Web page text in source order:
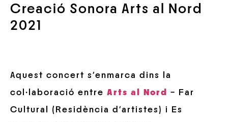
Creació Sonora Arts al Nord
2021
Aquest concert s’enmarca dins la
col·laboració entre Arts al Nord
– Far
Cultural (Residència d’artistes) i Es